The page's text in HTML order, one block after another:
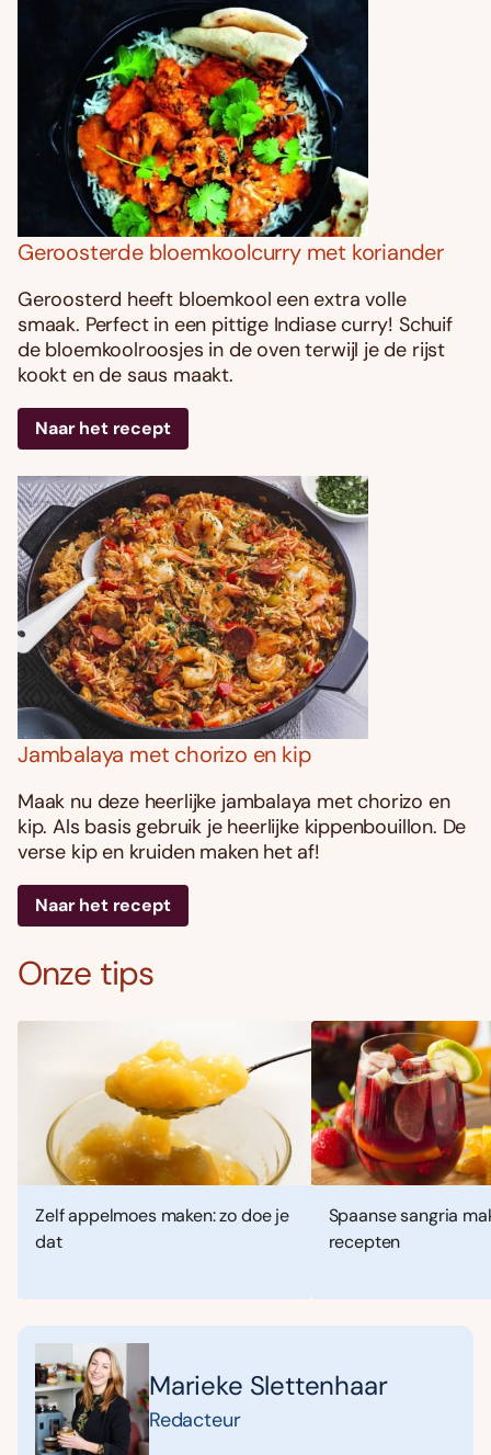
Geroosterde bloemkoolcurry met koriander
Geroosterd heeft bloemkool een extra volle
smaak. Perfect in een pittige Indiase curry! Schuif
de bloemkoolroosjes in de oven terwijl je de rijst
kookt en de saus maakt.
Naar het recept
Jambalaya met chorizo en kip
Maak nu deze heerlijke jambalaya met chorizo en
kip. Als basis gebruik je heerlijke kippenbouillon. De
verse kip en kruiden maken het af!
Naar het recept
Onze tips
Zelf appelmoes maken: zo doe je
dat
Spaanse sangria
recepten
Marieke Slettenhaar
Redacteur